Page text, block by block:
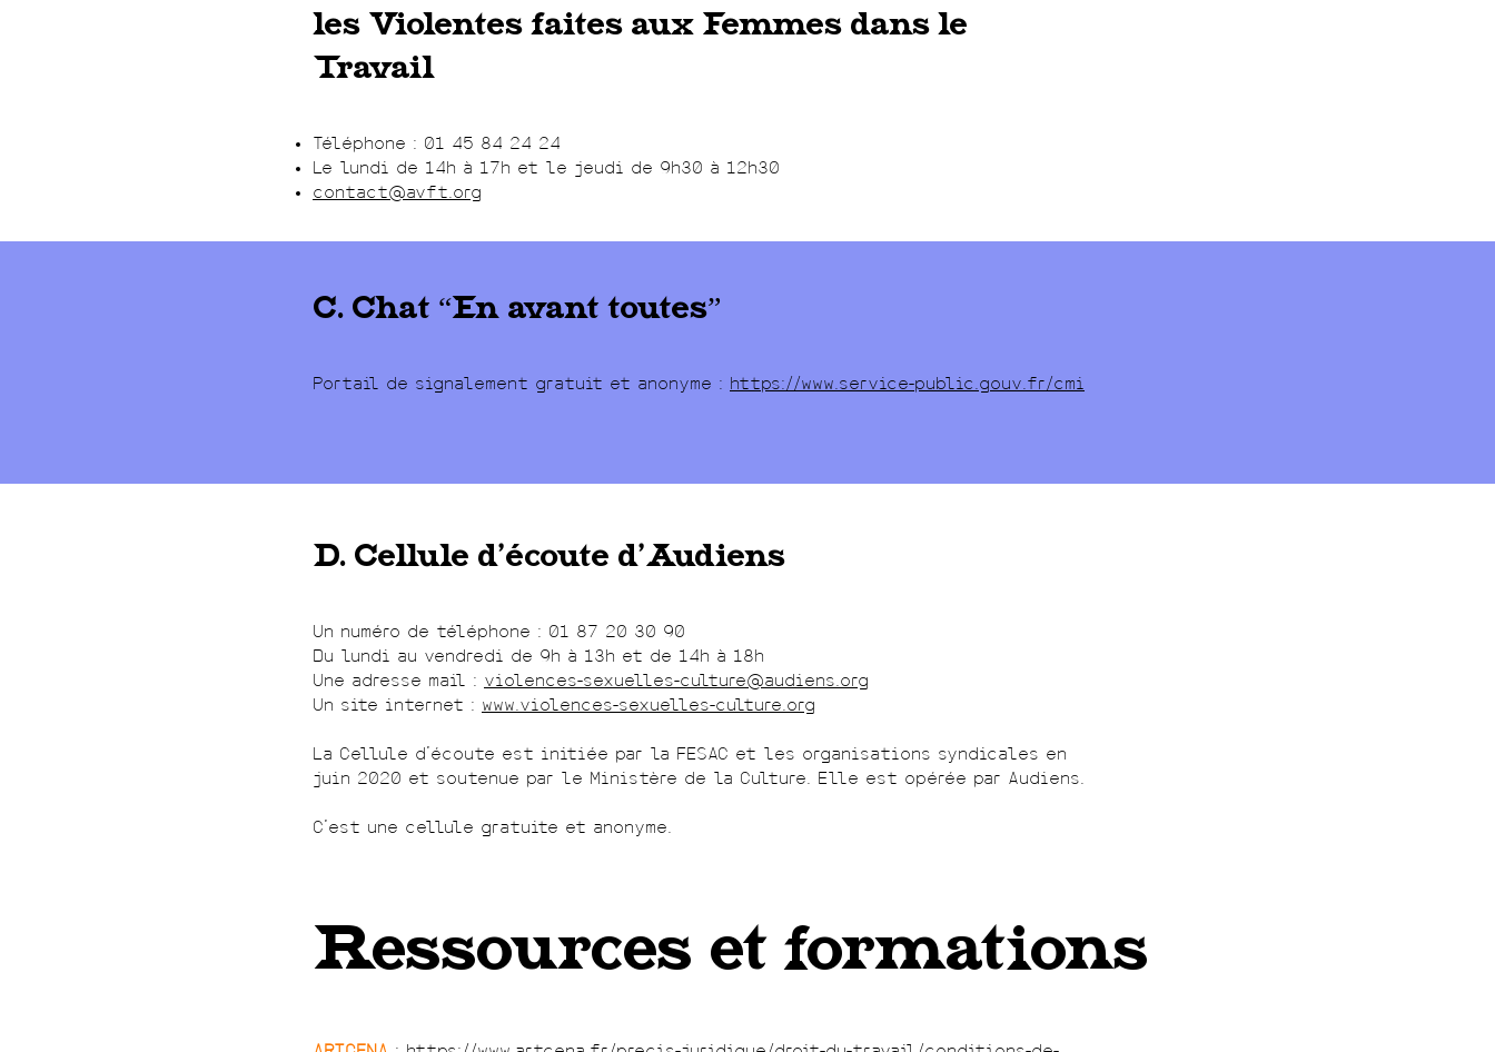
les Violentes faites aux Femmes dans le
Travail
Téléphone : 01 45 84 24 24
Le lundi de 14h à 17h et le jeudi de 9h30 à 12h30
contact@avft.org
C. Chat “En avant toutes”
Portail de signalement gratuit et anonyme : https://www.service-public.gouv.fr/cmi
D. Cellule d’écoute d’Audiens
Un numéro de téléphone : 01 87 20 30 90
Du lundi au vendredi de 9h à 13h et de 14h à 18h
Une adresse mail : violences-sexuelles-culture@audiens.org
Un site internet : www.violences-sexuelles-culture.org
La Cellule d’écoute est initiée par la FESAC et les organisations syndicales en
juin 2020 et soutenue par le Ministère de la Culture. Elle est opérée par Audiens.
C’est une cellule gratuite et anonyme.
Ressources et formations